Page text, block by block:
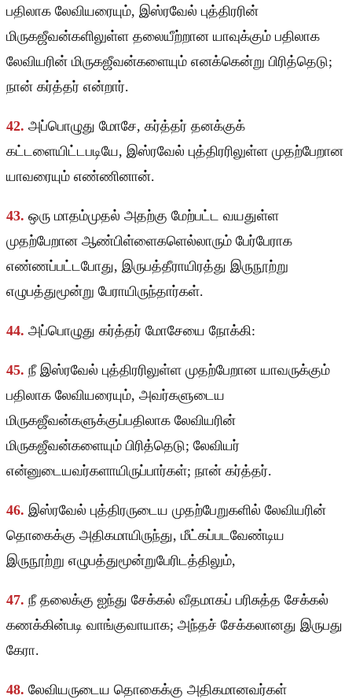
பதிலாக லேவியரையும், இஸ்ரவேல் புத்திரரின்
மிருகஜீவன்களிலுள்ள தலையீற்றான யாவுக்கும் பதிலாக
லேவியரின் மிருகஜீவன்களையும் எனக்கென்று பிரித்தெடு;
நான் கர்த்தர் என்றார்.
42. அப்பொழுது மோசே, கர்த்தர் தனக்குக்
கட்டளையிட்டபடியே, இஸ்ரவேல் புத்திரரிலுள்ள முதற்பேறான
யாவரையும் எண்ணினான்.
43. ஒரு மாதம்முதல் அதற்கு மேற்பட்ட வயதுள்ள
முதற்பேறான ஆண்பிள்ளைகளெல்லாரும் பேர்பேராக
எண்ணப்பட்டபோது, இருபத்தீராயிரத்து இருநூற்று
எழுபத்துமூன்று பேராயிருந்தார்கள்.
44. அப்பொழுது கர்த்தர் மோசேயை நோக்கி:
45. நீ இஸ்ரவேல் புத்திரரிலுள்ள முதற்பேறான யாவருக்கும்
பதிலாக லேவியரையும், அவர்களுடைய
மிருகஜீவன்களுக்குப்பதிலாக லேவியரின்
மிருகஜீவன்களையும் பிரித்தெடு; லேவியர்
என்னுடையவர்களாயிருப்பார்கள்; நான் கர்த்தர்.
46. இஸ்ரவேல் புத்திரருடைய முதற்பேறுகளில் லேவியரின்
தொகைக்கு அதிகமாயிருந்து, மீட்கப்படவேண்டிய
இருநூற்று எழுபத்துமூன்றுபேரிடத்திலும்,
47. நீ தலைக்கு ஐந்து சேக்கல் வீதமாகப் பரிசுத்த சேக்கல்
கணக்கின்படி வாங்குவாயாக; அந்தச் சேக்கலானது இருபது
கேரா.
48. லேவியருடைய தொகைக்கு அதிகமானவர்கள்